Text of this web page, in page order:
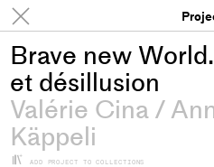
Brave new
et désillusion
Valérie Cina/
Käppeli
+
ADD PROJECT TO COLLECTIONS